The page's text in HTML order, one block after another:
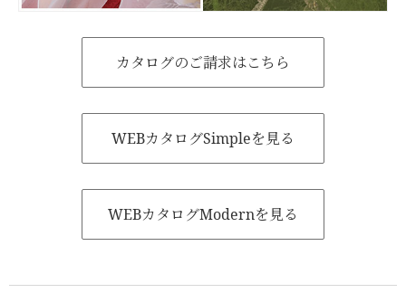
カタログのご請求はこちら
WEBカタログSimpleを見る
WEBカタログModernを見る